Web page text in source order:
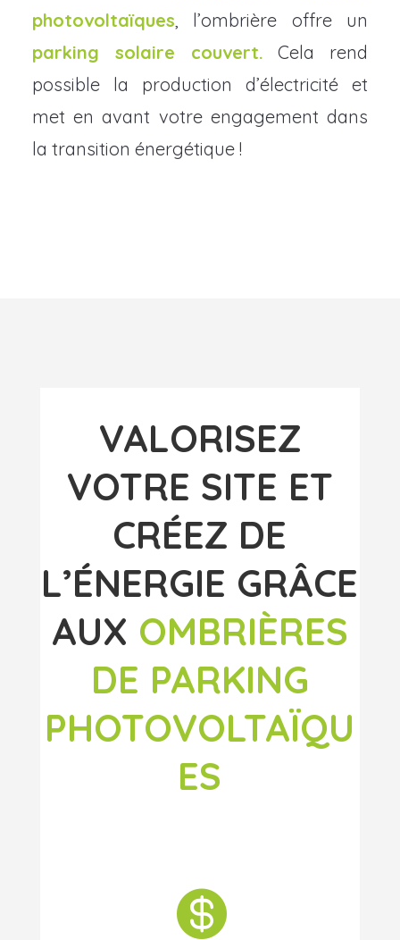
photovoltaïques , l’ombrière offre un
parking solaire couvert. Cela rend
possible la production d’électricité et
met en avant votre engagement dans
la transition énergétique !
VALORISEZ
VOTRE SITE ET
CRÉEZ DE
L’ÉNERGIE GRÂCE
AUX OMBRIÈRES
DE PARKING
PHOTOVOLTAÏQU
ES
